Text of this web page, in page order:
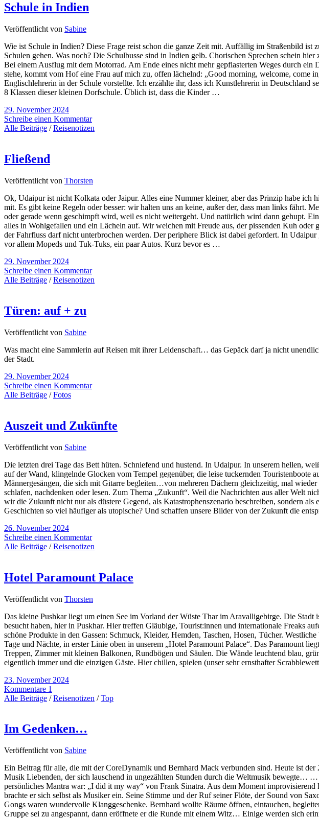
Schule in Indien
Veröffentlicht von Sabine
Wie ist Schule in Indien? Diese Frage reist schon die ganze Zeit mit. Auffällig im Straßenbild ist
Schulen gehen. Was noch? Die Schulbusse sind in Indien gelb. Chorischen Sprechen schein
Bei einem Ausflug mit dem Motorrad. Am Ende eines nicht mehr gepflasterten Weges durch
stehe, kommt vom Hof eine Frau auf mich zu, offen lächelnd: „Good morning, welcome, come
Englischlehrerin in der Schule vorstellte. Ich erzählte ihr, dass ich Kunstlehrerin in Deutschland
8 Klassen dieser kleinen Dorfschule. Üblich ist, dass die Kinder …
29. November 2024
Schreibe einen Kommentar
Alle Beiträge /Reisenotizen
Fließend
Veröffentlicht von Thorsten
Ok, Udaipur ist nicht Kolkata oder Jaipur. Alles eine Nummer kleiner, aber das Prinzip habe ich
mit. Es gibt keine Regeln oder besser: wir halten uns an keine, außer der, dass man links fährt.
oder gerade wenn geschimpft wird, weil es nicht weitergeht. Und natürlich wird dann gehupt.
alles in Wohlgefallen und ein Lächeln auf. Wir weichen mit Freude aus, der pissenden Kuh
der Fahrfluss darf nicht unterbrochen werden. Der periphere Blick ist dabei gefordert. In
vor allem Mopeds und Tuk-Tuks, ein paar Autos. Kurz bevor es …
29. November 2024
Schreibe einen Kommentar
Alle Beiträge /Reisenotizen
Türen: auf + zu
Veröffentlicht von Sabine
Was macht eine Sammlerin auf Reisen mit ihrer Leidenschaft… das Gepäck darf ja nicht
der Stadt.
29. November 2024
Schreibe einen Kommentar
Alle Beiträge /Fotos
Auszeit und Zukünfte
Veröffentlicht von Sabine
Die letzten drei Tage das Bett hüten. Schniefend und hustend. In Udaipur. In unserem hellen,
auf der Wand, klingelnde Glocken vom Tempel gegenüber, die leise tuckernden Touristenboote
Männergesängen, die sich mit Gitarre begleiten…von mehreren Dächern gleichzeitig, mal
schlafen, nachdenken oder lesen. Zum Thema „Zukunft“. Weil die Nachrichten aus aller Welt
wir die Zukunft nicht nur als düstere Gegend, als Katastrophenszenario beschreiben, sondern
Geschichten so viel häufiger als utopische? Und schaffen unsere Bilder von der Zukunft die
26. November 2024
Schreibe einen Kommentar
Alle Beiträge /Reisenotizen
Hotel Paramount Palace
Veröffentlicht von Thorsten
Das kleine Pushkar liegt um einen See im Vorland der Wüste Thar im Aravalligebirge. Die
besucht haben, hier in Puskhar. Hier treffen Gläubige, Tourist:innen und internationale Freaks
schöne Produkte in den Gassen: Schmuck, Kleider, Hemden, Taschen, Hosen, Tücher.
Tage und Nächte, in erster Linie oben in unserem „Hotel Paramount Palace“. Das Paramount
Treppen, Zimmer mit kleinen Balkonen, Rundbögen und Säulen. Die Wände leuchtend blau,
eigentlich immer und die einzigen Gäste. Hier chillen, spielen (unser sehr ernsthafter
23. November 2024
Kommentare 1
Alle Beiträge /Reisenotizen /Top
Im Gedenken…
Veröffentlicht von Sabine
Ein Beitrag für alle, die mit der CoreDynamik und Bernhard Mack verbunden sind. Heute ist
Musik Liebenden, der sich lauschend in ungezählten Stunden durch die Weltmusik bewegte…
persönliches Mantra war: „I did it my way“ von Frank Sinatra. Aus dem Moment
brachte er sich selbst als Musiker ein. Seine Stimme und der Ruf seiner Flöte, der Sound von
Gongs waren wundervolle Klanggeschenke. Bernhard wollte Räume öffnen, eintauchen,
Gruppe sei zu angespannt, dann eröffnete er die Runde mit einem Witz… Einige werden sich